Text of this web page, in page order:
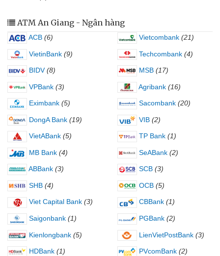
ATM An Giang - Ngân hàng
ACB (6) Vietcombank (21)
VietinBank (9) Techcombank (4)
BIDV (8) MSB (17)
VPBank (3) Agribank (16)
Eximbank (5) Sacombank (20)
DongA Bank (19) VIB (2)
VietABank (5) TP Bank (1)
MB Bank (4) SeABank (2)
ABBank (3) SCB (3)
SHB (4) OCB (5)
Viet Capital Bank (3) CBBank (1)
Saigonbank (1) PGBank (2)
Kienlongbank (5) LienVietPostBank (3)
HDBank (1) PVcomBank (2)